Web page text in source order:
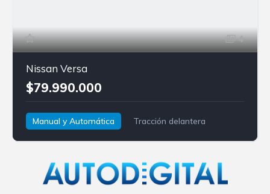
4
Nissan Versa
$79.990.000
Manual y Automática
Tracción delantera